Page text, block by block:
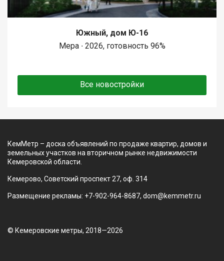
Южный, дом Ю-16
Мера ∙ 2026, готовность 96%
Все новостройки
КемМетр – доска объявлений по продаже квартир, домов и
земельных участков на вторичном рынке недвижимости
Кемеровской области.
Кемерово, Советский проспект 27, оф. 314
Размещение рекламы: +7-902-964-8687, dom@kemmetr.ru
© Кемеровские метры, 2018—2026